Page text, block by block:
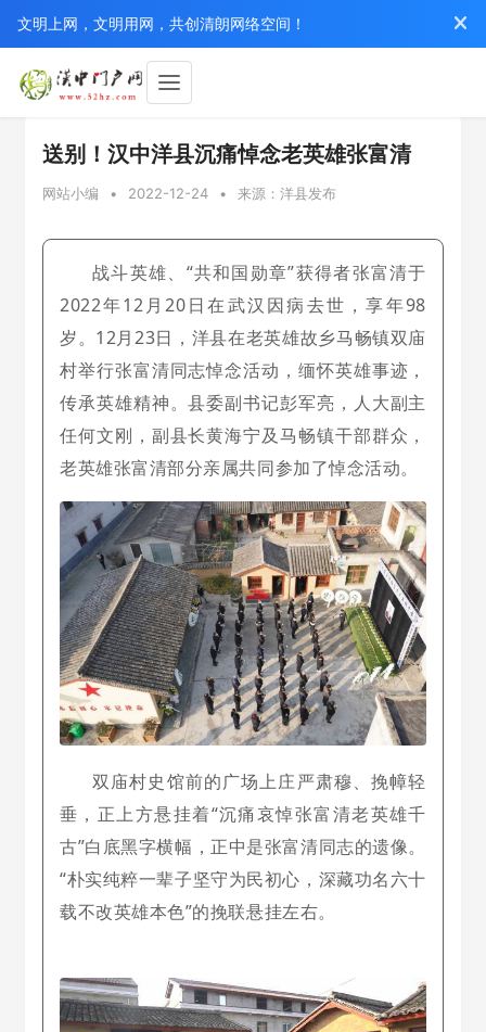
文明上网，文明用网，共创清朗网络空间！
送别！汉中洋县沉痛悼念老英雄张富清
网站小编 • 2022-12-24 • 来源：洋县发布
战斗英雄、“共和国勋章”获得者张富清于
2022年12月20日在武汉因病去世，享年98
岁。12月23日，洋县在老英雄故乡马畅镇双庙
村举行张富清同志悼念活动，缅怀英雄事迹，
传承英雄精神。县委副书记彭军亮，人大副主
任何文刚，副县长黄海宁及马畅镇干部群众，
老英雄张富清部分亲属共同参加了悼念活动。
双庙村史馆前的广场上庄严肃穆、挽幛轻
垂，正上方悬挂着“沉痛哀悼张富清老英雄千
古”白底黑字横幅，正中是张富清同志的遗像。
“朴实纯粹一辈子坚守为民初心，深藏功名六十
载不改英雄本色”的挽联悬挂左右。